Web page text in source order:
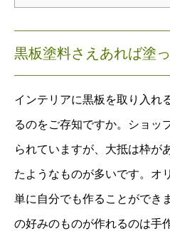
黒板塗料さえあれば塗
インテリアに黒板を取り入れ
るのをご存知ですか。ショッ
られていますが、大抵は枠が
たようなものが多いです。オ
単に自分でも作ることができ
の好みのものが作れるのは手